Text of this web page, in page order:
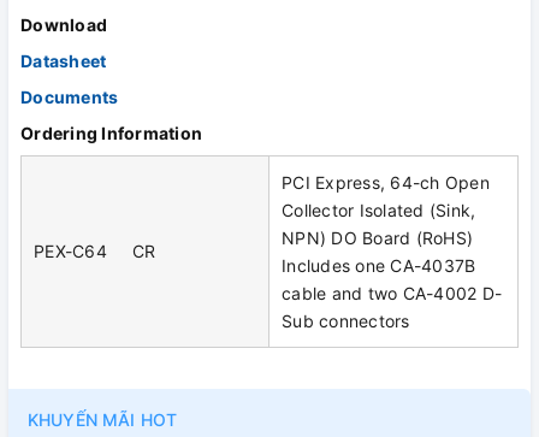
Download
Datasheet
Documents
Ordering Information
PEX-C64 CR
PCI Express, 64-ch Open
Collector Isolated (Sink,
NPN) DO Board (RoHS)
Includes one CA-4037B
cable and two CA-4002 D-
Sub connectors
KHUYẾN MÃI HOT